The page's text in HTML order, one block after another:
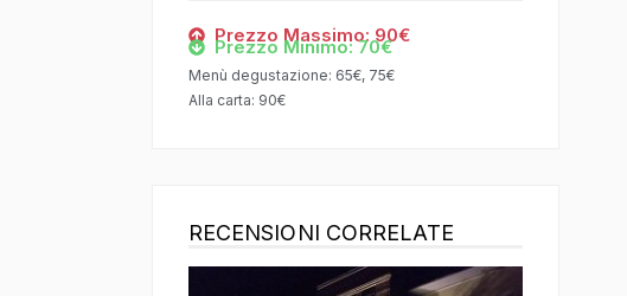
Prezzo Massimo: 90€
Prezzo Minimo: 70€
Menù degustazione: 65€, 75€
Alla carta: 90€
RECENSIONI CORRELATE